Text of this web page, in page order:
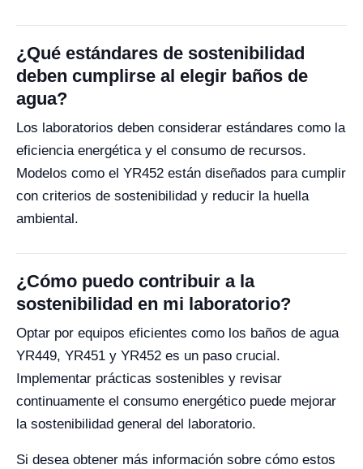
¿Qué estándares de sostenibilidad
deben cumplirse al elegir baños de
agua?
Los laboratorios deben considerar estándares como la
eficiencia energética y el consumo de recursos.
Modelos como el YR452 están diseñados para cumplir
con criterios de sostenibilidad y reducir la huella
ambiental.
¿Cómo puedo contribuir a la
sostenibilidad en mi laboratorio?
Optar por equipos eficientes como los baños de agua
YR449, YR451 y YR452 es un paso crucial.
Implementar prácticas sostenibles y revisar
continuamente el consumo energético puede mejorar
la sostenibilidad general del laboratorio.
Si desea obtener más información sobre cómo estos